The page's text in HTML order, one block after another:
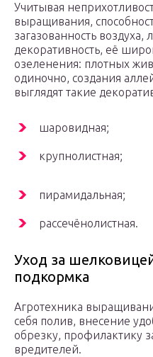
Учитывая
выращивания,
загазованность
декоративность, её
озеленения: плотных
одиночно, создания
выглядят такие
шаровидная;
крупнолистная;
пирамидальная;
рассечёнолистная.
Уход за
подкормка
Агротехника
себя полив, внесение
обрезку, профилактику
вредителей.